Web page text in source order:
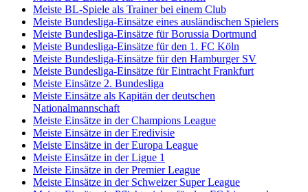
Meiste BL-Spiele als Trainer bei einem Club
Meiste Bundesliga-Einsätze eines ausländischen Spielers
Meiste Bundesliga-Einsätze für Borussia Dortmund
Meiste Bundesliga-Einsätze für den 1. FC Köln
Meiste Bundesliga-Einsätze für den Hamburger SV
Meiste Bundesliga-Einsätze für Eintracht Frankfurt
Meiste Einsätze 2. Bundesliga
Meiste Einsätze als Kapitän der deutschen
Nationalmannschaft
Meiste Einsätze in der Champions League
Meiste Einsätze in der Eredivisie
Meiste Einsätze in der Europa League
Meiste Einsätze in der Ligue 1
Meiste Einsätze in der Premier League
Meiste Einsätze in der Schweizer Super League